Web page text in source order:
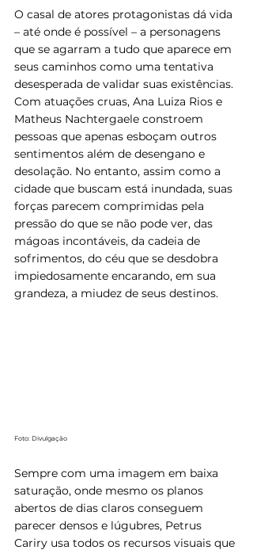
O casal de atores protagonistas dá vida
– até onde é possível – a personagens
que se agarram a tudo que aparece em
seus caminhos como uma tentativa
desesperada de validar suas existências.
Com atuações cruas, Ana Luiza Rios e
Matheus Nachtergaele constroem
pessoas que apenas esboçam outros
sentimentos além de desengano e
desolação. No entanto, assim como a
cidade que buscam está inundada, suas
forças parecem comprimidas pela
pressão do que se não pode ver, das
mágoas incontáveis, da cadeia de
sofrimentos, do céu que se desdobra
impiedosamente encarando, em sua
grandeza, a miudez de seus destinos.
Foto: Divulgação
Sempre com uma imagem em baixa
saturação, onde mesmo os planos
abertos de dias claros conseguem
parecer densos e lúgubres, Petrus
Cariry usa todos os recursos visuais que